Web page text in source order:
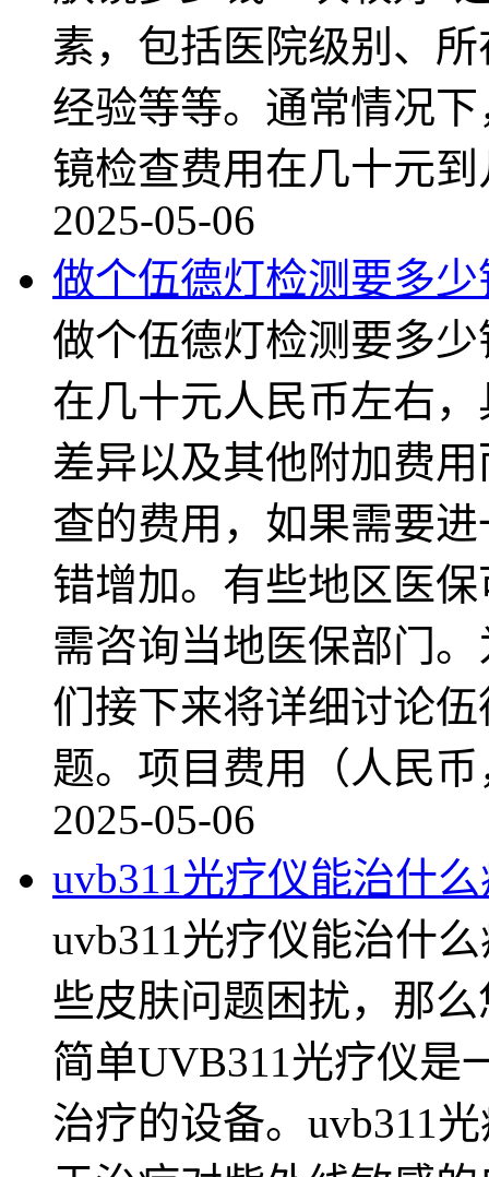
素，包括医院级别、
经验等等。通常情况
镜检查费用在几十元
2025-05-06
做个伍德灯检测要多少
做个伍德灯检测要多
在几十元人民币左右
差异以及其他附加费
查的费用，如果需要
错增加。有些地区医
需咨询当地医保部门
们接下来将详细讨论
题。项目费用（人民
2025-05-06
uvb311光疗仪能治什
uvb311光疗仪能治什
些皮肤问题困扰，那
简单UVB311光疗仪是
治疗的设备。uvb311